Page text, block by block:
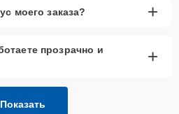
моего заказа? +
прозрачно и
+
Показать